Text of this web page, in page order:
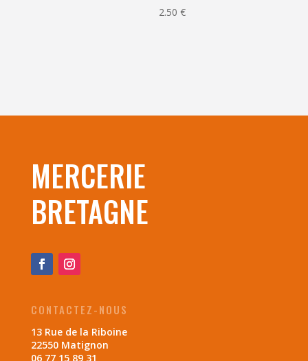
2.50€
MERCERIE
BRETAGNE
CONTACTEZ-NOUS
13 Rue de la Riboine
22550 Matignon
06 77 15 89 31